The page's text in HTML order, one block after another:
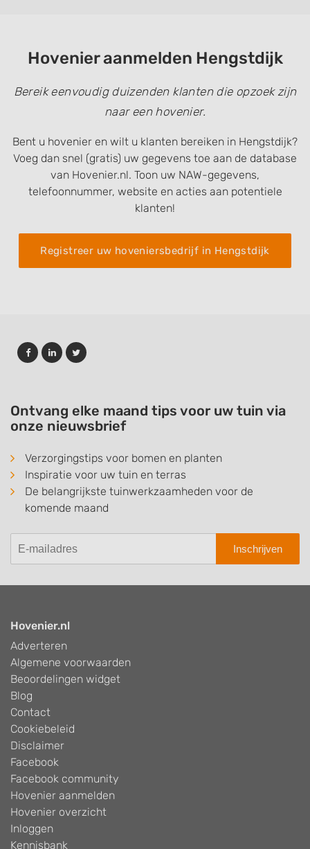
Hovenier aanmelden Hengstdijk
Bereik eenvoudig duizenden klanten die opzoek zijn
naar een hovenier.
Bent u hovenier en wilt u klanten bereiken in Hengstdijk?
Voeg dan snel (gratis) uw gegevens toe aan de database
van Hovenier.nl. Toon uw NAW-gegevens,
telefoonnummer, website en acties aan potentiele
klanten!
Registreer uw hoveniersbedrijf in Hengstdijk
Ontvang elke maand tips voor uw tuin via
onze nieuwsbrief
Verzorgingstips voor bomen en planten
Inspiratie voor uw tuin en terras
De belangrijkste tuinwerkzaamheden voor de
komende maand
Inschrijven
Hovenier.nl
Adverteren
Algemene voorwaarden
Beoordelingen widget
Blog
Contact
Cookiebeleid
Disclaimer
Facebook
Facebook community
Hovenier aanmelden
Hovenier overzicht
Inloggen
Kennisbank